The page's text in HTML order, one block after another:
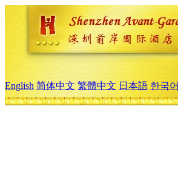
English 简体中文 繁體中文 日本語 한국어